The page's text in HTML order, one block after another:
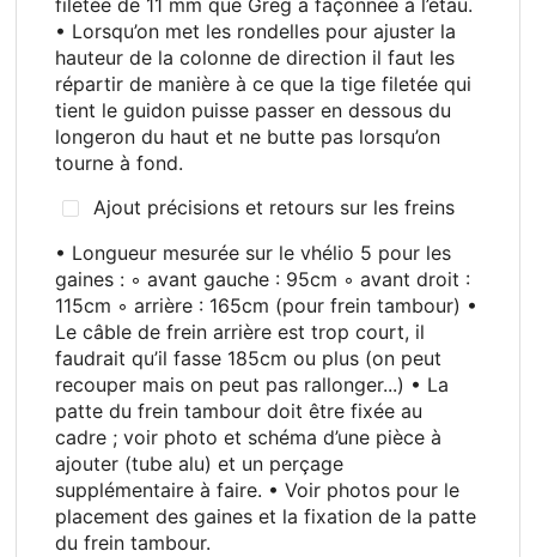
filetée de 11 mm que Greg a façonnée à l’étau.
• Lorsqu’on met les rondelles pour ajuster la
hauteur de la colonne de direction il faut les
répartir de manière à ce que la tige filetée qui
tient le guidon puisse passer en dessous du
longeron du haut et ne butte pas lorsqu’on
tourne à fond.
Ajout précisions et retours sur les freins
• Longueur mesurée sur le vhélio 5 pour les
gaines : ◦ avant gauche : 95cm ◦ avant droit :
115cm ◦ arrière : 165cm (pour frein tambour) •
Le câble de frein arrière est trop court, il
faudrait qu’il fasse 185cm ou plus (on peut
recouper mais on peut pas rallonger...) • La
patte du frein tambour doit être fixée au
cadre ; voir photo et schéma d’une pièce à
ajouter (tube alu) et un perçage
supplémentaire à faire. • Voir photos pour le
placement des gaines et la fixation de la patte
du frein tambour.